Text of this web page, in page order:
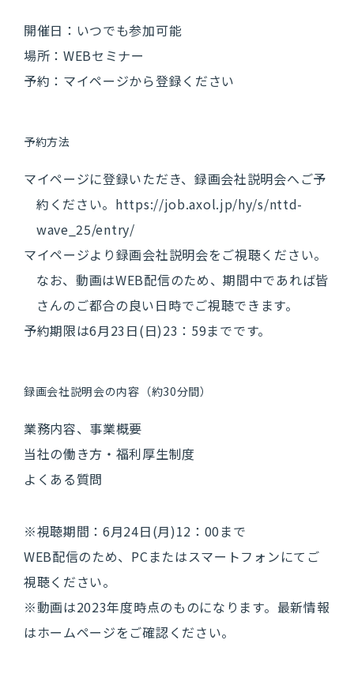
インフラSE
プロジェクト紹介
社員・社風を知
る
働く環境を知る
社内制度
採用情報
求める人物像
新卒採用
募集要項・選考フロー
開催日：いつでも参加可能
場所：WEBセミナー
予約：マイページから登録ください
予約方法
マイページに登録いただき、録画会社説明会へご予
約ください。 https://job.axol.jp/hy/s/nttd-
wave_25/entry/
マイページより録画会社説明会をご視聴ください。
なお、動画はWEB配信のため、期間中であれば皆
さんのご都合の良い日時でご視聴できます。
予約期限は6月23日(日)23：59までです。
録画会社説明会の内容（約30分間）
業務内容、事業概要
当社の働き方・福利厚生制度
よくある質問
※視聴期間：6月24日(月)12：00まで
WEB配信のため、PCまたはスマートフォンにてご
視聴ください。
※動画は2023年度時点のものになります。最新情報
はホームページをご確認ください。